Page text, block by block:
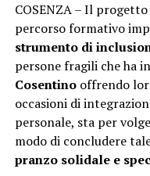
COSENZA – Il progetto
percorso formativo
strumento di
persone fragili che ha
Cosentinooffrendo
occasioni di
personale, sta per
modo di concludere
pranzo solidale e